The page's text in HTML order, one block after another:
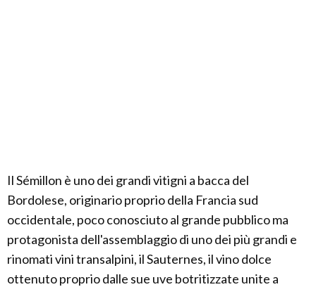
Il Sémillon è uno dei grandi vitigni a bacca del
Bordolese, originario proprio della Francia sud
occidentale, poco conosciuto al grande pubblico ma
protagonista dell'assemblaggio di uno dei più grandi e
rinomati vini transalpini, il Sauternes, il vino dolce
ottenuto proprio dalle sue uve botritizzate unite a